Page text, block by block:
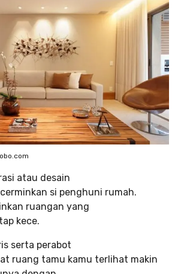
atau desain
si penghuni rumah.
ruangan yang
kece.
serta perabot
ruang tamu kamu terlihat makin